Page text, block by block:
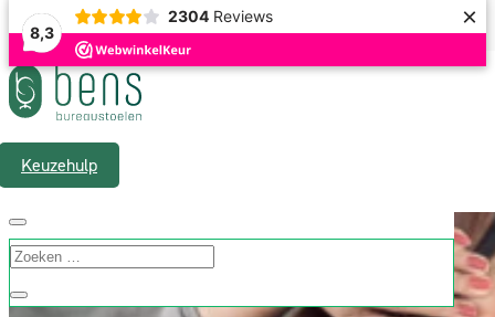
8,3
2304 Reviews ×
Gratis verzending & 1 á 2 werkdagen levertijd
Keuzehulp